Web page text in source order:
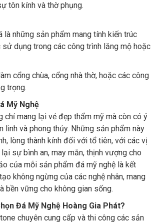
tôn kính và thờ phụng.
là những sản phẩm mang tính kiến trúc
dụng trong các công trình lăng mộ hoặc
cổng chùa, cổng nhà thờ, hoặc các công
trọng.
Mỹ Nghệ
chỉ mang lại vẻ đẹp thẩm mỹ mà còn có ý
linh và phong thủy. Những sản phẩm này
lòng thành kính đối với tổ tiên, với các vị
sự bình an, may mắn, thịnh vượng cho
của mỗi sản phẩm đá mỹ nghệ là kết
không ngừng của các nghệ nhân, mang
bền vững cho không gian sống.
Đá Mỹ Nghệ Hoàng Gia Phát?
chuyên cung cấp và thi công các sản